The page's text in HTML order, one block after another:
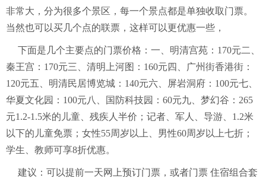
非常大，分为很多个景区，每一个景点都是单独收取门票。
当然也可以买几个点的联票，这样可以更优惠一些，
下面是几个主要点的门票价格：一、明清宫苑：170元二、
秦王宫：170元三、清明上河图：160元四、广州街香港街：
120元五、明清民居博览城：140元六、屏岩洞府：100元七、
华夏文化园：100元八、国防科技园：60元九、梦幻谷：265
元1.2-1.5米的儿童、残疾人半价；记者、军人、导游、1.2米
以下的儿童免票；女性55周岁以上、男性60周岁以上七折；
学生、教师可享8折优惠。
建议：可以提前一天网上预订门票，或者门票 住宿组合套